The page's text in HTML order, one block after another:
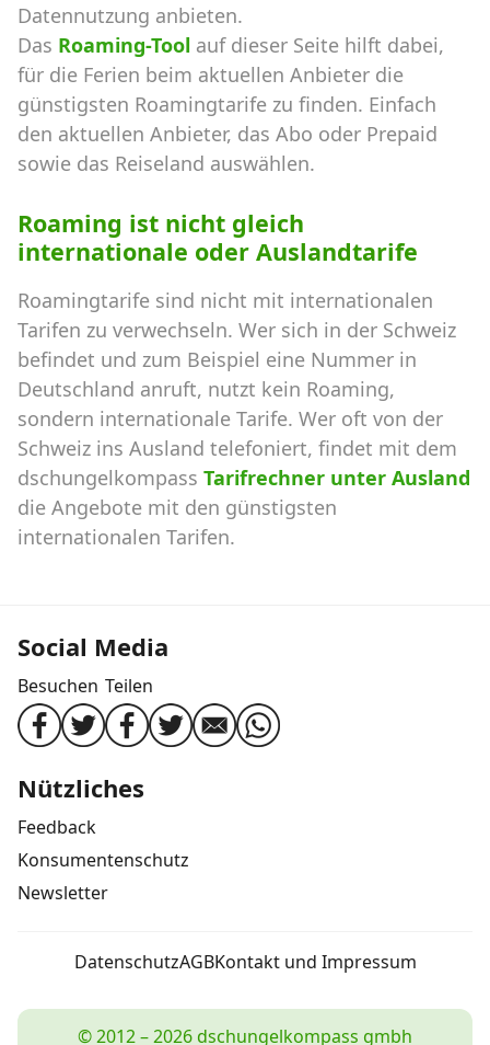
Datennutzung anbieten.
Das Roaming-Tool auf dieser Seite hilft dabei,
für die Ferien beim aktuellen Anbieter die
günstigsten Roamingtarife zu finden. Einfach
den aktuellen Anbieter, das Abo oder Prepaid
sowie das Reiseland auswählen.
Roaming ist nicht gleich
internationale oder Auslandtarife
Roamingtarife sind nicht mit internationalen
Tarifen zu verwechseln. Wer sich in der Schweiz
befindet und zum Beispiel eine Nummer in
Deutschland anruft, nutzt kein Roaming,
sondern internationale Tarife. Wer oft von der
Schweiz ins Ausland telefoniert, findet mit dem
dschungelkompass Tarifrechner unter Ausland
die Angebote mit den günstigsten
internationalen Tarifen.
Social Media
Besuchen Teilen
Nützliches
Feedback
Konsumentenschutz
Newsletter
DatenschutzAGBKontakt und Impressum
© 2012 – 2026 dschungelkompass gmbh